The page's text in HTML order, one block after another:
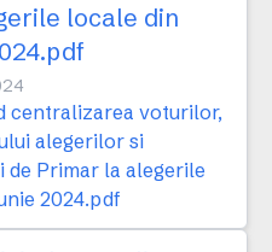
locale din
centralizarea voturilor,
alegerilor si
Primar la alegerile
2024.pdf